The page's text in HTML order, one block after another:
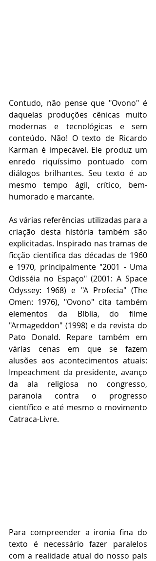
Contudo, não pense que "Ovono" é
daquelas produções cênicas muito
modernas e tecnológicas e sem
conteúdo. Não! O texto de Ricardo
Karman é impecável. Ele produz um
enredo riquíssimo pontuado com
diálogos brilhantes. Seu texto é ao
mesmo tempo ágil, crítico, bem-
humorado e marcante.
As várias referências utilizadas para a
criação desta história também são
explicitadas. Inspirado nas tramas de
ficção científica das décadas de 1960
e 1970, principalmente "2001 - Uma
Odisséia no Espaço" (2001: A Space
Odyssey: 1968) e "A Profecia" (The
Omen: 1976), "Ovono" cita também
elementos da Bíblia, do filme
"Armageddon" (1998) e da revista do
Pato Donald. Repare também em
várias cenas em que se fazem
alusões aos acontecimentos atuais:
Impeachment da presidente, avanço
da ala religiosa no congresso,
paranoia contra o progresso
científico e até mesmo o movimento
Catraca-Livre.
Para compreender a ironia fina do
texto é necessário fazer paralelos
com a realidade atual do nosso país